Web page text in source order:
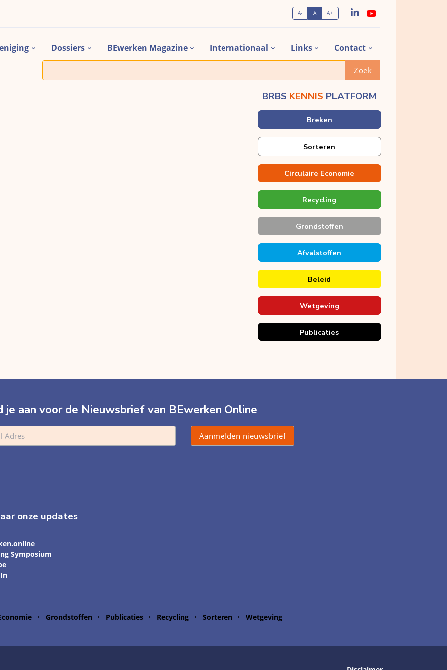
A- A A+
Dossiers BEwerken Magazine Internationaal Links Contact
Zoek
BRBS KENNIS PLATFORM
Breken
Sorteren
Circulaire Economie
Recycling
Grondstoffen
Afvalstoffen
Beleid
Wetgeving
Publicaties
je aan voor de Nieuwsbrief van BEwerken Online
onze updates
Symposium
Grondstoffen Publicaties Recycling Sorteren Wetgeving